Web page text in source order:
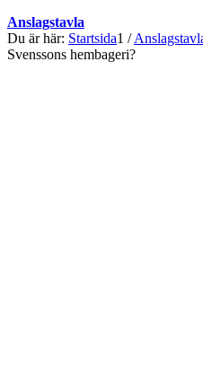
Anslagstavla
Du är här: Startsida1 /
Svenssons hembageri?